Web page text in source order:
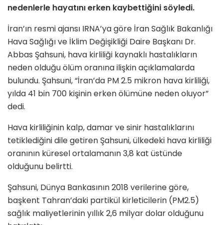
nedenlerle hayatını erken kaybettiğini söyledi.
İran’ın resmi ajansı IRNA’ya göre İran Sağlık Bakanlığı
Hava Sağlığı ve İklim Değişikliği Daire Başkanı Dr.
Abbas Şahsuni, hava kirliliği kaynaklı hastalıkların
neden olduğu ölüm oranına ilişkin açıklamalarda
bulundu. Şahsuni, “İran’da PM 2.5 mikron hava kirliliği,
yılda 41 bin 700 kişinin erken ölümüne neden oluyor”
dedi.
Hava kirliliğinin kalp, damar ve sinir hastalıklarını
tetiklediğini dile getiren Şahsuni, ülkedeki hava kirliliği
oranının küresel ortalamanın 3,8 kat üstünde
olduğunu belirtti.
Şahsuni, Dünya Bankasının 2018 verilerine göre,
başkent Tahran’daki partikül kirleticilerin (PM2.5)
sağlık maliyetlerinin yıllık 2,6 milyar dolar olduğunu